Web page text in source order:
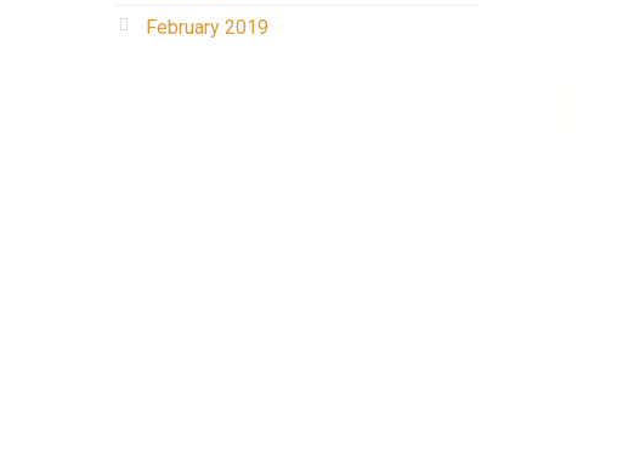
February 2019